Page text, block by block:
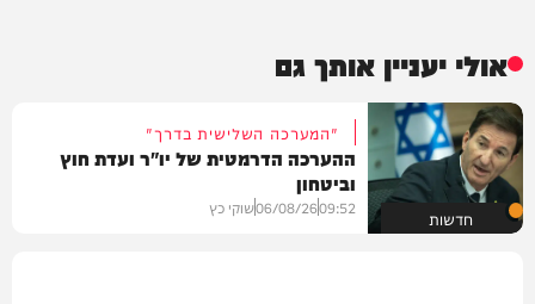
אולי יעניין אותך גם
חדשות
"המערכה השלישית בדרך"
ההערכה הדרמטית של יו"ר ועדת חוץ
וביטחון
09:52
06/08/26שוקי כץ